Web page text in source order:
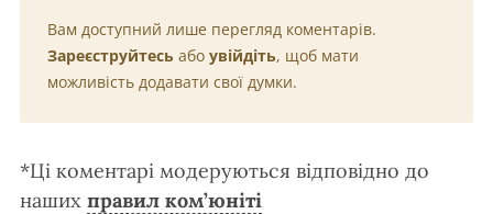
Вам доступний лише перегляд коментарів.
Зареєструйтесь або увійдіть, щоб мати
можливість додавати свої думки.
*Ці коментарі модеруються відповідно до
наших правил ком’юніті